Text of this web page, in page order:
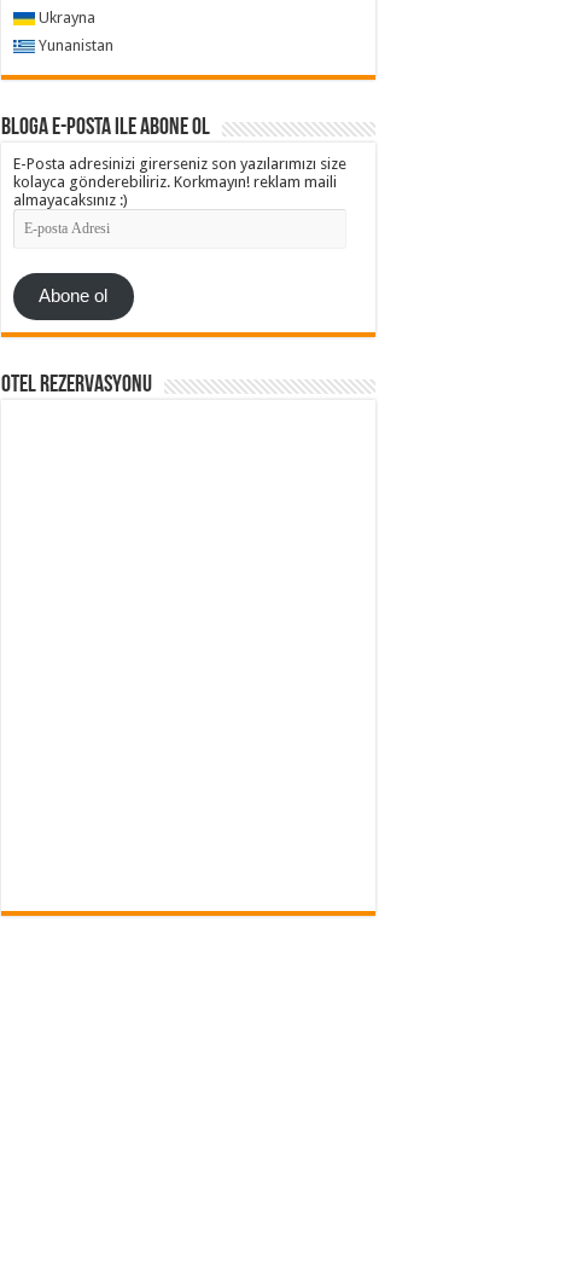
Ukrayna
Yunanistan
Bloga e-posta ile abone ol
E-Posta adresinizi girerseniz son yazılarımızı size
kolayca gönderebiliriz. Korkmayın! reklam maili
almayacaksınız :)
E-
posta
Adresi
Abone ol
Otel Rezervasyonu